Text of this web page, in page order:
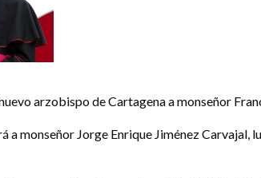
arzobispo de Cartagena a monseñor
a monseñor Jorge Enrique Jiménez